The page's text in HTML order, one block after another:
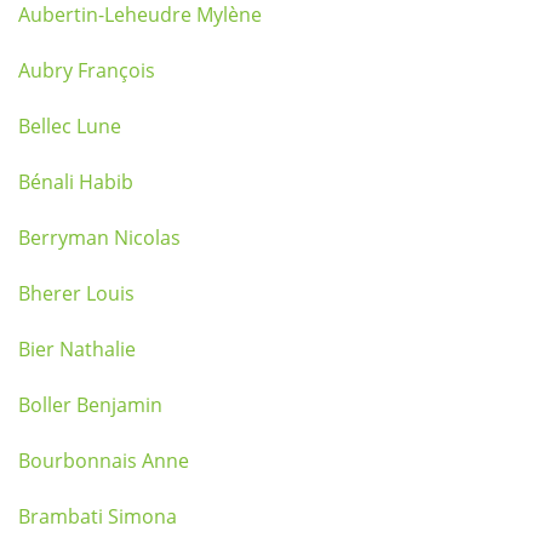
Aubertin-Leheudre Mylène
Aubry François
Bellec Lune
Bénali Habib
Berryman Nicolas
Bherer Louis
Bier Nathalie
Boller Benjamin
Bourbonnais Anne
Brambati Simona